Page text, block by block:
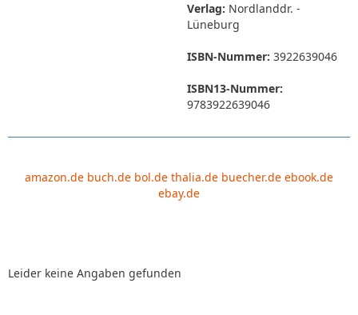
Verlag: Nordlanddr. -
Lüneburg
ISBN-Nummer: 3922639046
ISBN13-Nummer:
9783922639046
amazon.de buch.de bol.de thalia.de buecher.de ebook.de
ebay.de
Leider keine Angaben gefunden